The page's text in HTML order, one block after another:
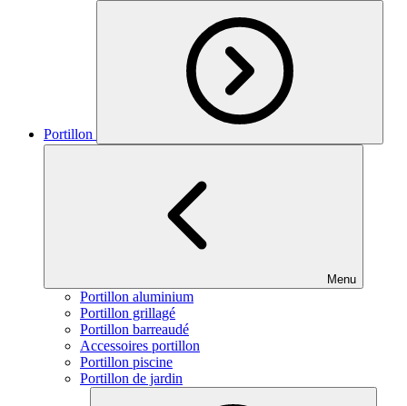
Portillon
Menu
Portillon aluminium
Portillon grillagé
Portillon barreaudé
Accessoires portillon
Portillon piscine
Portillon de jardin